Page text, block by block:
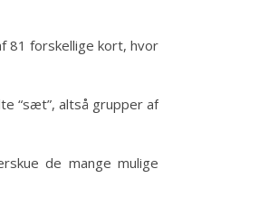
81 forskellige kort, hvor
“sæt”, altså grupper af
de mange mulige